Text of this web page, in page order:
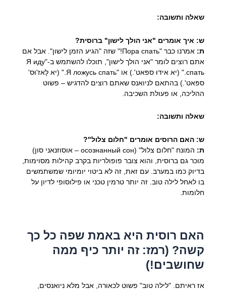
שאלה ותשובה:
ש: איך אומרים "אני הולך לישון" ברוסית?
ת:
אמרנו כבר "Пора спать!" שזה "הגיע הזמן לישון". אבל אם
אתם רוצים לומר "אני הולך לישון", תוכלו להשתמש ב-"Я иду
спать." (יא אידוּ ספּאט'.) או "Я ложусь спать." (יא לָאז'וּס'
ספּאט'.) בהתאם לניואנס שאתם רוצים להדגיש – פשוט
ההליכה, או פעולת השכיבה.
שאלה ותשובה:
ש: האם הרוסים אומרים "חלום צלול"?
ת:
המונח "חלום צלול" (осознанный сон – אוסוזנאני סון)
מוכר גם ברוסית, והוא צובר פופולריות בקרב קהילות מסוימות,
בדיוק כמו במערב. עם זאת, זה לא ביטוי יומיומי שמשתמשים
בו לאחל לילה טוב. זה יותר טרמין טכני או פילוסופי לדיון על
חלומות.
האם רוסית היא באמת שפה כל כך
קשה? (רמז: זה יותר כיף ממה
שחושבים!)
אז ראיתם. "לילה טוב" פשוט לכאורה, אבל מלא ניואנסים,